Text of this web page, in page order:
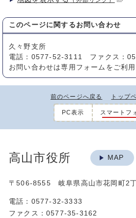
このページに関する お問い合わせ
久々野支所
電話：0577-52-3111 ファクス：
お問い合わせは専用フォームをご利用
前のページへ戻る トップ
PC表示 スマートフ
高山市役所 MAP
〒506-8555 岐阜県高山市花岡町
電話：0577-32-3333
ファクス：0577-35-3162